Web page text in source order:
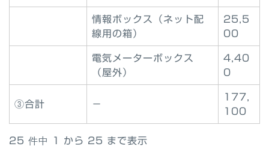
情報ボックス（ネット配
線用の箱）
25,5
00
電気メーターボックス
（屋外）
4,40
0
③合計 －
177,
100
25 件中 1 から 25 まで表示